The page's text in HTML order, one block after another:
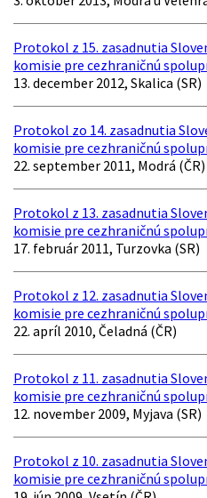
Protokol z 15. zasadnutia
komisie pre cezhraničnú
13. december 2012, Skalica (SR)
Protokol zo 14. zasadnutia
komisie pre cezhraničnú
22. september 2011, Modrá (ČR)
Protokol z 13. zasadnutia
komisie pre cezhraničnú
17. február 2011, Turzovka (SR)
Protokol z 12. zasadnutia
komisie pre cezhraničnú
22. apríl 2010, Čeladná (ČR)
Protokol z 11. zasadnutia
komisie pre cezhraničnú
12. november 2009, Myjava (SR)
Protokol z 10. zasadnutia
komisie pre cezhraničnú